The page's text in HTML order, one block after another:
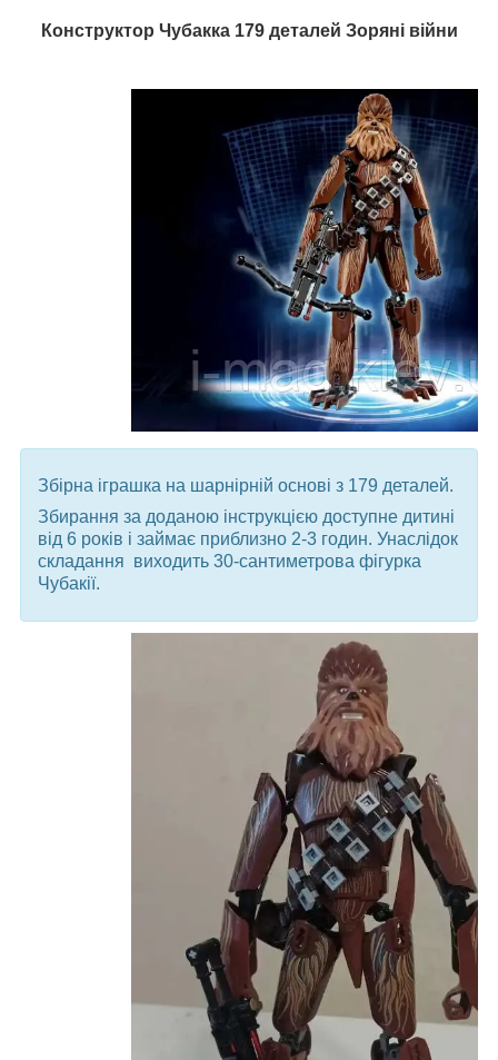
Конструктор Чубакка 179 деталей Зоряні війни
Збірна іграшка на шарнірній основі з 179 деталей.
Збирання за доданою інструкцією доступне дитині
від 6 років і займає приблизно 2-3 годин. Унаслідок
складання виходить 30-сантиметрова фігурка
Чубакії.